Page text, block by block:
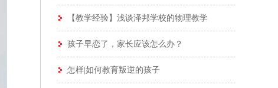
【教学经验】浅谈泽邦学校的物理教学
孩子早恋了，家长应该怎么办？
怎样|如何教育叛逆的孩子